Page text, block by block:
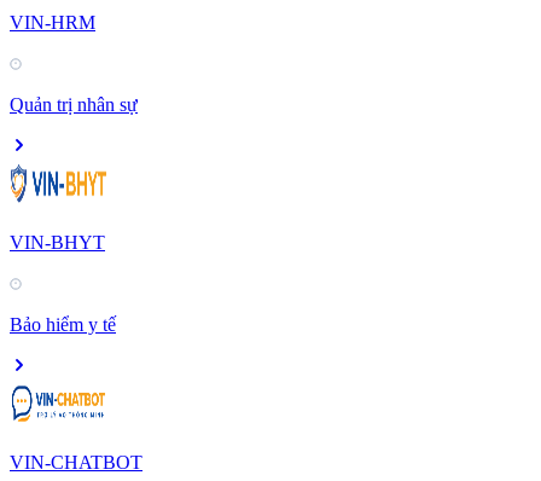
VIN-HRM
Quản trị nhân sự
VIN-BHYT
Bảo hiểm y tế
VIN-CHATBOT